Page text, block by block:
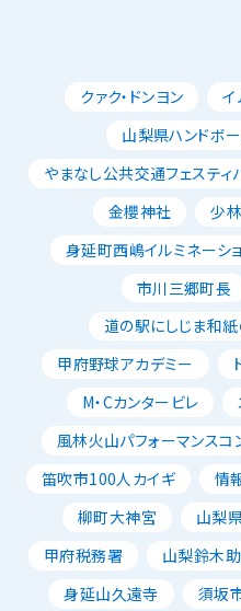
クァク・ドンヨン イ
山梨県ハンドボ
やまなし公共交通フェスティ
金櫻神社
少
身延町西嶋イルミネーシ
市川三郷町長
道の駅にしじま和
甲府野球アカデミー
M・Cカンタービレ
風林火山パフォーマンスコ
笛吹市100人カイギ
情
柳町大神宮
山梨
甲府税務署
山梨鈴木
身延山久遠寺
須坂